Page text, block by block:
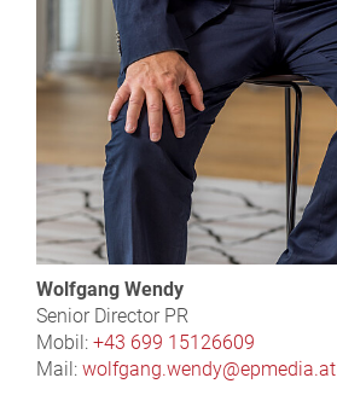
Wolfgang Wendy
Senior Director PR
Mobil: +43 699 15126609
Mail: wolfgang.wendy@epmedia.at